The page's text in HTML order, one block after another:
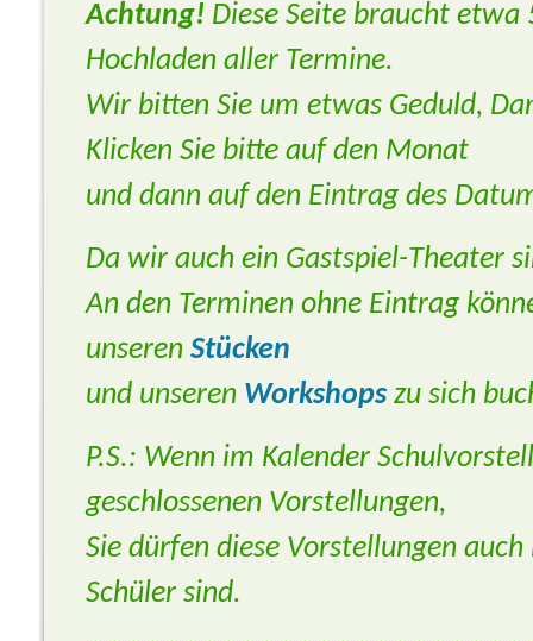
Achtung! Diese Seite braucht etwa
Hochladen aller Termine.
Wir bitten Sie um etwas Geduld,
Klicken Sie bitte auf den Monat
und dann auf den Eintrag des
Da wir auch ein Gastspiel-Theater
An den Terminen ohne Eintrag
unseren Stücken
und unseren Workshopszu sich
P.S.: Wenn im Kalender
geschlossenen Vorstellungen,
Sie dürfen diese Vorstellungen auch
Schüler sind.